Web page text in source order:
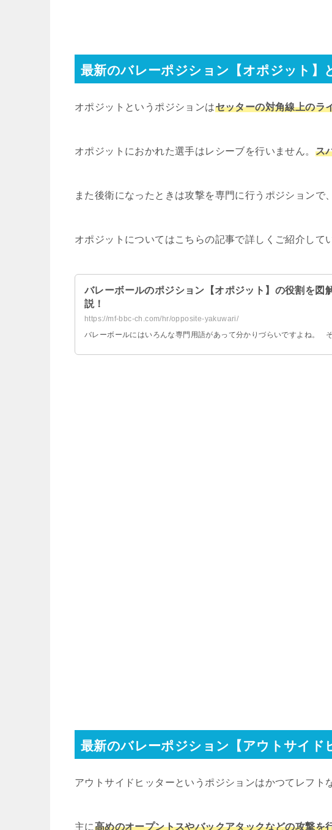
最新のバレーポジション【オポジット】
オポジットというポジションはセッターの対角線上のラ
オポジットにおかれた選手はレシーブを行いません。 ス
また後衛になったときは攻撃を専門に行うポジションで
オポジットについてはこちらの記事で詳しくご紹介して
バレーボールのポジション【オポジット】の役割を図
説！
https://mf-bbc-ch.com/hr/opposite-yakuwari/
バレーボールにはいろんな専門用語があって分かりづらいですよね。
最新のバレーポジション【アウトサイド
アウトサイドヒッターというポジションはかつてレフト
主に高めのオープントスやバックアタックなどの攻撃を